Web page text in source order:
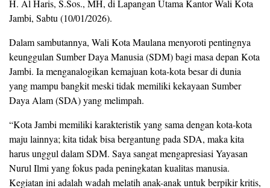
H. Al Haris, S.Sos., MH, di Lapangan Utama Kantor Wali Kota
Jambi, Sabtu (10/01/2026).
Dalam sambutannya, Wali Kota Maulana menyoroti pentingnya
keunggulan Sumber Daya Manusia (SDM) bagi masa depan Kota
Jambi. Ia menganalogikan kemajuan kota-kota besar di dunia
yang mampu bangkit meski tidak memiliki kekayaan Sumber
Daya Alam (SDA) yang melimpah.
​“Kota Jambi memiliki karakteristik yang sama dengan kota-kota
maju lainnya; kita tidak bisa bergantung pada SDA, maka kita
harus unggul dalam SDM. Saya sangat mengapresiasi Yayasan
Nurul Ilmi yang fokus pada peningkatan kualitas manusia.
Kegiatan ini adalah wadah melatih anak-anak untuk berpikir kritis,